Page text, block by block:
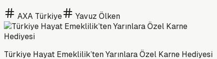
AXA Türkiye Yavuz Ölken
Türkiye Hayat Emeklilik’ten Yarınlara Özel Karne Hediyesi